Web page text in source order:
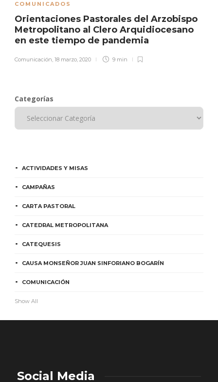
COMUNICADOS
Orientaciones Pastorales del Arzobispo
Metropolitano al Clero Arquidiocesano
en este tiempo de pandemia
Comunicación, 18 marzo, 2020 9 min
Categorías
ACTIVIDADES Y MISAS
CAMPAÑAS
CARTA PASTORAL
CATEDRAL METROPOLITANA
CATEQUESIS
CAUSA MONSEÑOR JUAN SINFORIANO BOGARÍN
COMUNICACIÓN
Show All
Social Media